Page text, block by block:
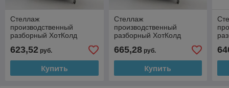
Стеллаж
производственный
разборный ХотКолд
900×400×1800
623,52 руб.
Купить
Стеллаж
производственный
разборный ХотКолд
1000×400×1800
665,28руб.
Купить